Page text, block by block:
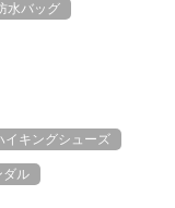
水バッグ
イキングシューズ
ダル